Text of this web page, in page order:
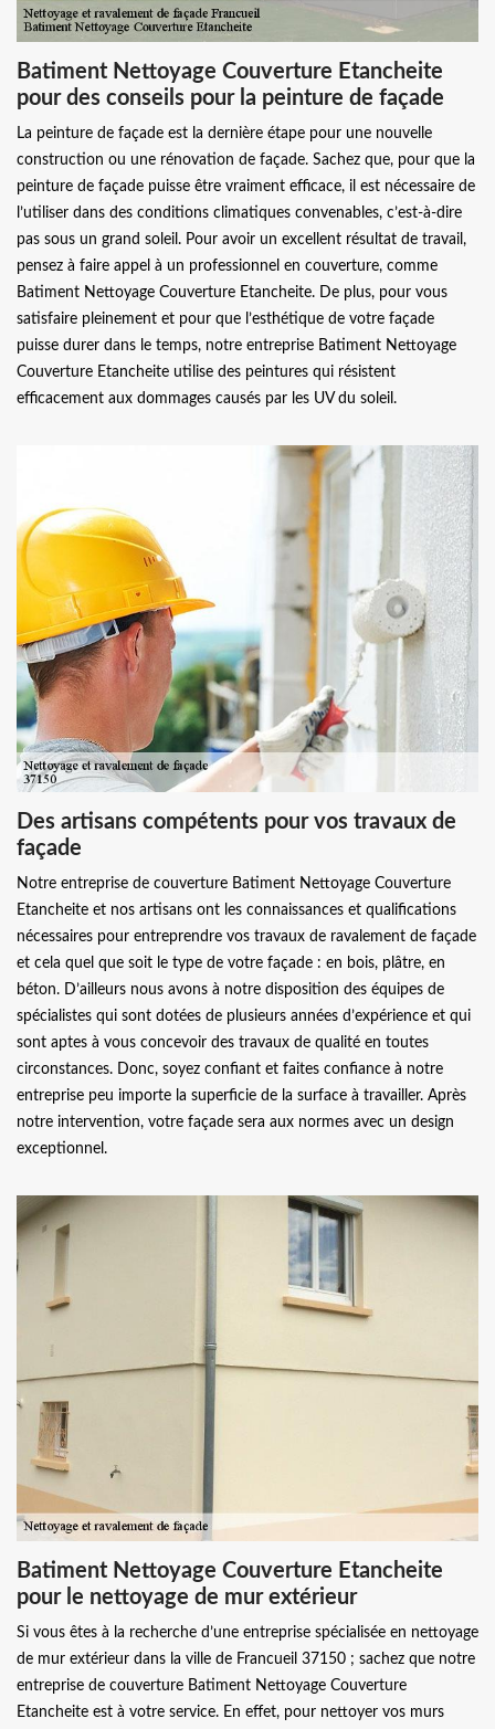
Batiment Nettoyage Couverture Etancheite
pour des conseils pour la peinture de façade
La peinture de façade est la dernière étape pour une nouvelle
construction ou une rénovation de façade. Sachez que, pour que la
peinture de façade puisse être vraiment efficace, il est nécessaire de
l’utiliser dans des conditions climatiques convenables, c’est-à-dire
pas sous un grand soleil. Pour avoir un excellent résultat de travail,
pensez à faire appel à un professionnel en couverture, comme
Batiment Nettoyage Couverture Etancheite. De plus, pour vous
satisfaire pleinement et pour que l’esthétique de votre façade
puisse durer dans le temps, notre entreprise Batiment Nettoyage
Couverture Etancheite utilise des peintures qui résistent
efficacement aux dommages causés par les UV du soleil.
Des artisans compétents pour vos travaux de
façade
Notre entreprise de couverture Batiment Nettoyage Couverture
Etancheite et nos artisans ont les connaissances et qualifications
nécessaires pour entreprendre vos travaux de ravalement de façade
et cela quel que soit le type de votre façade : en bois, plâtre, en
béton. D’ailleurs nous avons à notre disposition des équipes de
spécialistes qui sont dotées de plusieurs années d’expérience et qui
sont aptes à vous concevoir des travaux de qualité en toutes
circonstances. Donc, soyez confiant et faites confiance à notre
entreprise peu importe la superficie de la surface à travailler. Après
notre intervention, votre façade sera aux normes avec un design
exceptionnel.
Batiment Nettoyage Couverture Etancheite
pour le nettoyage de mur extérieur
Si vous êtes à la recherche d’une entreprise spécialisée en nettoyage
de mur extérieur dans la ville de Francueil 37150 ; sachez que notre
entreprise de couverture Batiment Nettoyage Couverture
Etancheite est à votre service. En effet, pour nettoyer vos murs